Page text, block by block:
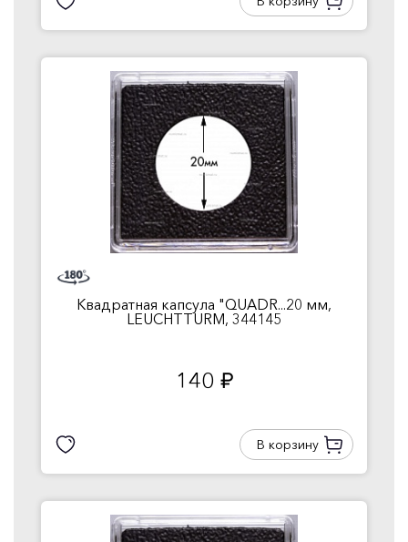
Квадратная капсула "QUADR...20 мм,
LEUCHTTURM, 344145
140 руб.
В корзину